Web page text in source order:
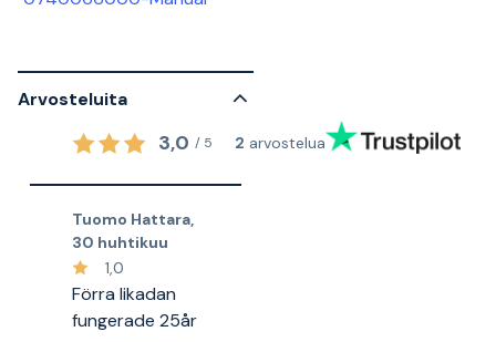
Arvosteluita
3,0 / 5 2 arvostelua
Tuomo Hattara,
30 huhtikuu
1,0
Förra likadan
fungerade 25år